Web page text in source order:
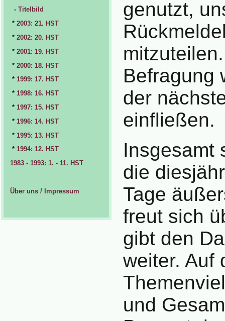
genutzt,
Befragung
der
einfließen.
Insgesamt
die
Tage
freut sich
gibt den
weiter. Auf
und
- Titelbild
* 2003: 21. HST
* 2002: 20. HST
* 2001: 19. HST
* 2000: 18. HST
* 1999: 17. HST
* 1998: 16. HST
* 1997: 15. HST
* 1996: 14. HST
* 1995: 13. HST
* 1994: 12. HST
1983 - 1993: 1. - 11. HST
Über uns / Impressum